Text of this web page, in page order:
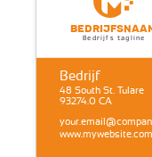
www.mywebsite.com
48 South St. Tulare
93274.0 CA
Bedrijf
Bedrijfs tagline